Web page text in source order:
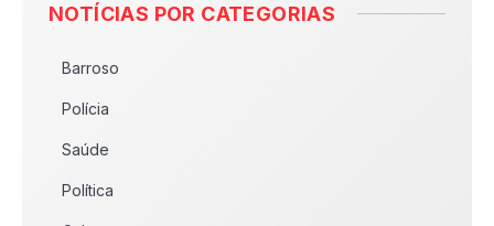
NOTÍCIAS POR CATEGORIAS
Barroso
Polícia
Saúde
Política